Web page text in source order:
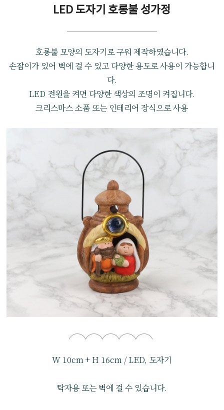
LED 도자기 호롱불 성가정
호롱불 모양의 도자기로 구워 제작하였습니다.
손잡이가 있어 벽에 걸 수 있고 다양한 용도로 사용이 가능합니
다.
LED 전원을 켜면 다양한 색상의 조명이 켜집니다.
크리스마스 소품 또는 인테리어 장식으로 사용
W 10cm + H 16cm / LED, 도자기
탁자용 또는 벽에 걸 수 있습니다.